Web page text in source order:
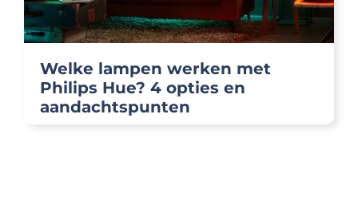
Welke lampen werken met
Philips Hue? 4 opties en
aandachtspunten